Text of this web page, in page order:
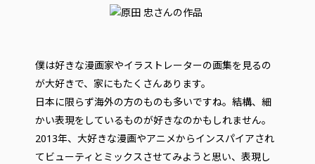
僕は好きな漫画家やイラストレーターの画集を見るの
が大好きで、家にもたくさんあります。
日本に限らず海外の方のものも多いですね。結構、細
かい表現をしているものが好きなのかもしれません。
2013年、大好きな漫画やアニメからインスパイアされ
てビューティとミックスさせてみようと思い、表現し